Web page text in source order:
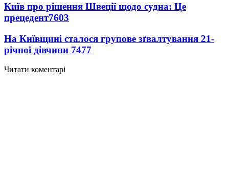
Київ про рішення Швеції щодо судна: Це
прецедент7603
На Київщині сталося групове зґвалтування 21-
річної дівчини 7477
Читати коментарі